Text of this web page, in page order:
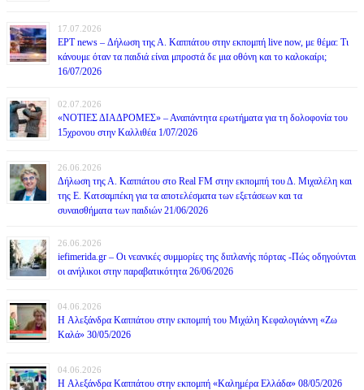
17.07.2026
ΕΡΤ news – Δήλωση της Α. Καππάτου στην εκπομπή live now, με θέμα: Τι
κάνουμε όταν τα παιδιά είναι μπροστά δε μια οθόνη και το καλοκαίρι;
16/07/2026
02.07.2026
«ΝΟΤΙΕΣ ΔΙΑΔΡΟΜΕΣ» – Αναπάντητα ερωτήματα για τη δολοφονία του
15χρονου στην Καλλιθέα 1/07/2026
26.06.2026
Δήλωση της Α. Καππάτου στο Real FM στην εκπομπή του Δ. Μιχαλέλη και
της Ε. Κατσαμπέκη για τα αποτελέσματα των εξετάσεων και τα
συναισθήματα των παιδιών 21/06/2026
26.06.2026
iefimerida.gr – Οι νεανικές συμμορίες της διπλανής πόρτας -Πώς οδηγούνται
οι ανήλικοι στην παραβατικότητα 26/06/2026
04.06.2026
H Αλεξάνδρα Καππάτου στην εκπομπή του Μιχάλη Κεφαλογιάννη «Ζω
Καλά» 30/05/2026
04.06.2026
H Αλεξάνδρα Καππάτου στην εκπομπή «Καλημέρα Ελλάδα» 08/05/2026